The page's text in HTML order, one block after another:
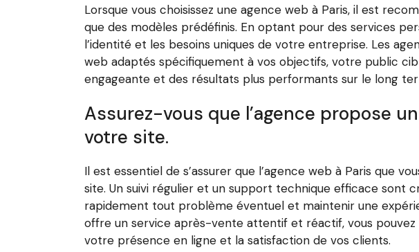
Lorsque vous choisissez une agence web à Paris, il est
que des modèles prédéfinis. En optant pour des services
l’identité et les besoins uniques de votre entreprise. Les
web adaptés spécifiquement à vos objectifs, votre public
engageante et des résultats plus performants sur le long
Assurez-vous que l’agence propose
votre site.
Il est essentiel de s’assurer que l’agence web à Paris que
site. Un suivi régulier et un support technique efficace
rapidement tout problème éventuel et maintenir une
offre un service après-vente attentif et réactif, vous
votre présence en ligne et la satisfaction de vos clients.